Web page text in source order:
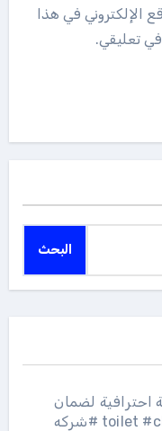
الإلكتروني في هذا
تعليقي.
البحث
لضمان
النظافة التامة 70067311 #toilet #cleaning #شركه